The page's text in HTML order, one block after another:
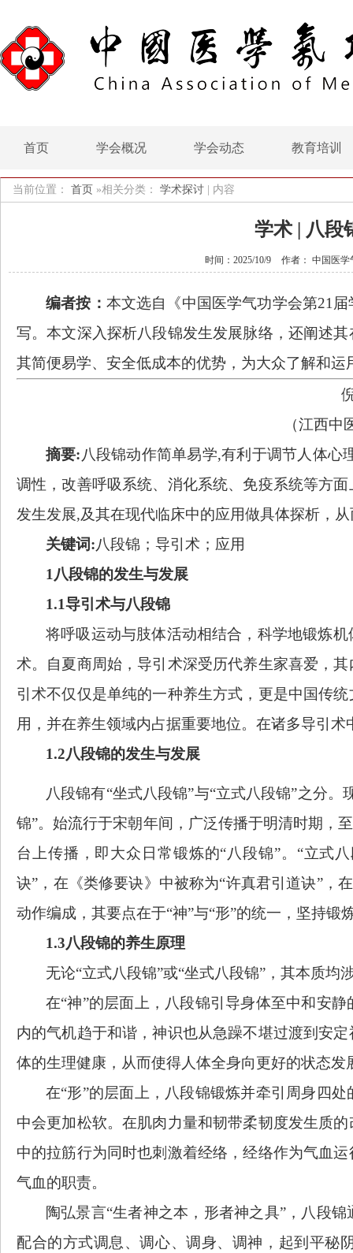
首页 学会概况 学会动态 教育培训
当前位置： 首页 »相关分类： 学术探讨 内容
学术 | 八段
时间：2025/10/9 作者： 中国医学
编者按： 本文选自《中国医学气功学会第21
写。本文深入探析八段锦发生发展脉络，还阐述
其简便易学、安全低成本的优势，为大众了解和
（江西中
摘要: 八段锦动作简单易学,有利于调节人体心
调性，改善呼吸系统、消化系统、免疫系统等方
发生发展,及其在现代临床中的应用做具体探析，
关键词:八段锦；导引术；应用
1八段锦的发生与发展
1.1导引术与八段锦
将呼吸运动与肢体活动相结合，科学地锻炼
术。自夏商周始，导引术深受历代养生家喜爱，
引术不仅仅是单纯的一种养生方式，更是中国传
用，并在养生领域内占据重要地位。在诸多导引
1.2八段锦的发生与发展
八段锦有“坐式八段锦”与“立式八段锦”之分。
锦”。始流行于宋朝年间，广泛传播于明清时期，
台上传播，即大众日常锻炼的“八段锦”。“立式
诀”，在《类修要诀》中被称为“许真君引道诀”，
动作编成，其要点在于“神”与“形”的统一，坚持
1.3八段锦的养生原理
无论“立式八段锦”或“坐式八段锦”，其本质均
在“神”的层面上，八段锦引导身体至中和安
内的气机趋于和谐，神识也从急躁不堪过渡到安
体的生理健康，从而使得人体全身向更好的状态发
在“形”的层面上，八段锦锻炼并牵引周身四
中会更加松软。在肌肉力量和韧带柔韧度发生质
中的拉筋行为同时也刺激着经络，经络作为气血
气血的职责。
陶弘景言“生者神之本，形者神之具”，八段
配合的方式调息、调心、调身、调神，起到平秘